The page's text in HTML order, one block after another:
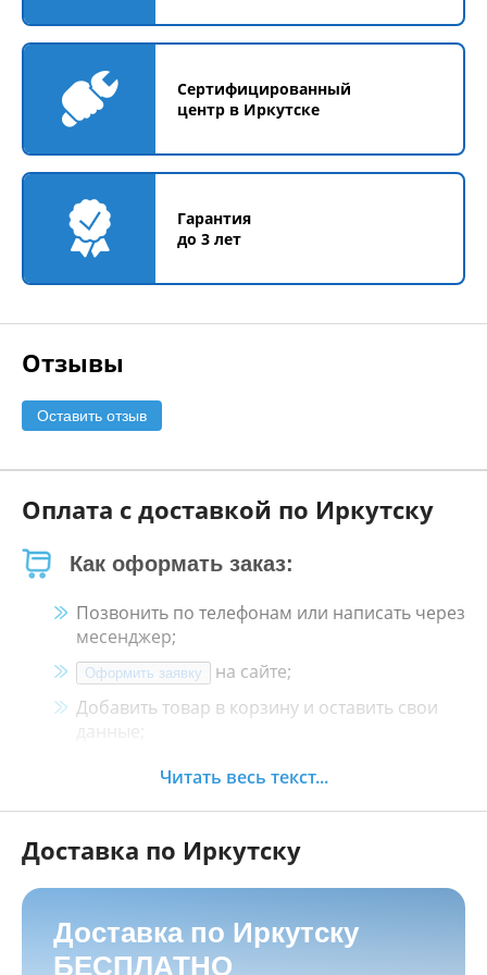
Сертифицированный
центр в Иркутске
Гарантия
до 3 лет
Отзывы
Оставить отзыв
Оплата с доставкой по Иркутску
Как оформать заказ:
Позвонить по телефонам или написать через
месенджер;
Оформить заявку
на сайте;
Добавить товар в корзину и оставить свои
данные;
Менеджер свяжется с Вами в течение 30
Как оплатить:
Наличными, пластиковой картой, кредитной
картой и картой ХАЛВА в кассе нашего
магазина по адресуг. Иркутск, ул. Баррикад
Читать весь текст...
Доставка по Иркутску
Доставка по Иркутску
БЕСПЛАТНО